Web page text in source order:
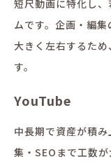
短尺動画に特化し
ムです。企画・編
大きく左右するた
す。
YouTube
中長期で資産が積
集・SEOまで工数